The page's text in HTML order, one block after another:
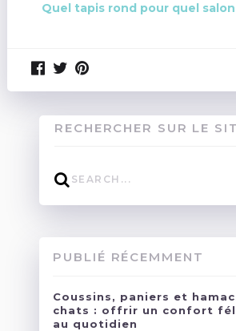
Quel tapis rond pour quel salon
RECHERCHER SUR LE
PUBLIÉ RÉCEMMENT
Coussins, paniers et
chats : offrir un confort
au quotidien